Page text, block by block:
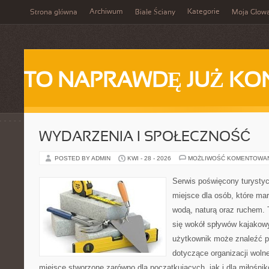
Strona główna Archiwum Białe Ściany Kategorie Moja
TO NAPRAWDĘ JUŻ
WYDARZENIA I SPOŁECZNOŚĆ
POSTED BY ADMIN KWI - 28 - 2026 MOŻLIWOŚĆ
Serwis poświęcony
miejsce dla osób, które
wodą, naturą oraz ruchem.
się wokół spływów
użytkownik może znaleźć
dotyczące organizacji